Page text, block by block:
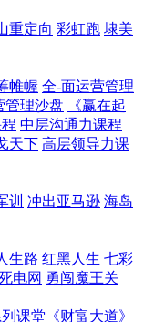
重定向 彩虹跑 埭美
帷幄 全-面运营管理
管理沙盘
《赢在起
中层沟通力课程
天下 高层领导力课
训 冲出亚马逊 海岛
生路 红黑人生 七彩
电网 勇闯魔王关
课堂《财富大道》